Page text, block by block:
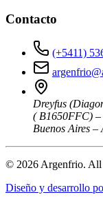
Contacto
(+5411)
Dreyfus
( B1650FFC)
Buenos Aires –
© 2026 Argenfrio. All
Diseño y desarrollo